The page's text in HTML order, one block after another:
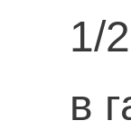
1/
в